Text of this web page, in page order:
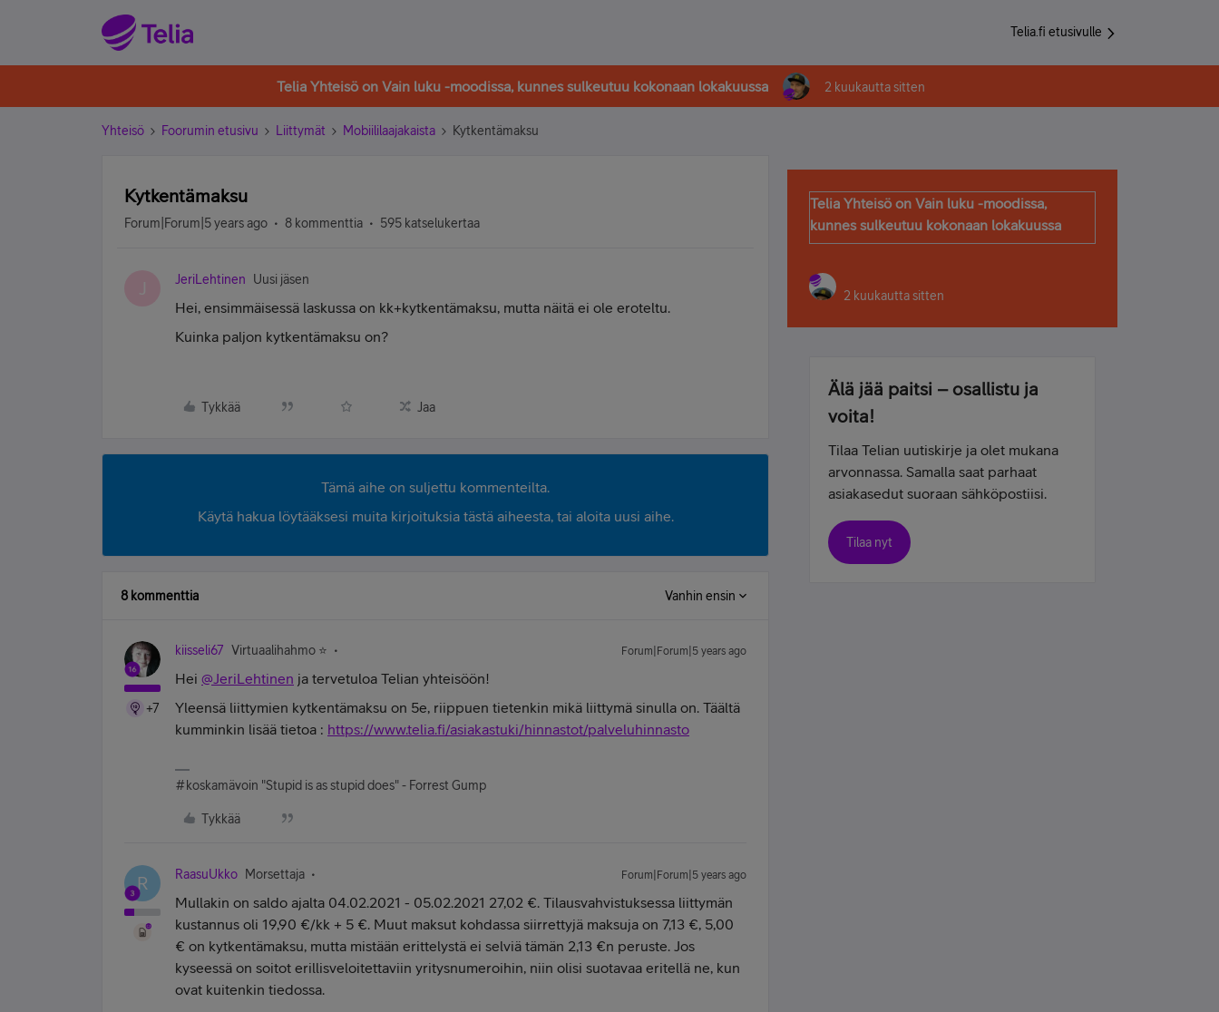
Telia.fi etusivulle
Telia Yhteisö on Vain luku -moodissa, kunnes sulkeutuu kokonaan lokakuussa 2 kuukautta sitten
Yhteisö Foorumin etusivu Liittymät Mobiililaajakaista Kytkentämaksu
Kytkentämaksu
Forum|Forum|5 years ago 8 kommenttia 595 katselukertaa
J JeriLehtinen Uusi jäsen
Hei, ensimmäisessä laskussa on kk+kytkentämaksu, mutta näitä ei ole eroteltu.
Kuinka paljon kytkentämaksu on?
Tykkää Jaa
Tämä aihe on suljettu kommenteilta.
Käytä hakua löytääksesi muita kirjoituksia tästä aiheesta, tai aloita uusi aihe.
8 kommenttia Vanhin ensin
+7
kiisseli67 Virtuaalihahmo ⭐️ Forum|Forum|5 years ago
Hei @JeriLehtinen ja tervetuloa Telian yhteisöön!
Yleensä liittymien kytkentämaksu on 5e, riippuen tietenkin mikä liittymä sinulla on. Täältä
kumminkin lisää tietoa : https://www.telia.fi/asiakastuki/hinnastot/palveluhinnasto
#koskamävoin "Stupid is as stupid does" - Forrest Gump
Tykkää
R RaasuUkko Morsettaja Forum|Forum|5 years ago
Mullakin on saldo ajalta 04.02.2021 - 05.02.2021 27,02 €. Tilausvahvistuksessa liittymän
kustannus oli 19,90 €/kk + 5 €. Muut maksut kohdassa siirrettyjä maksuja on 7,13 €, 5,00
€ on kytkentämaksu, mutta mistään erittelystä ei selviä tämän 2,13 €n peruste. Jos
kyseessä on soitot erillisveloitettaviin yritysnumeroihin, niin olisi suotavaa eritellä ne, kun
ovat kuitenkin tiedossa.
Telia Yhteisö on Vain luku -moodissa,
kunnes sulkeutuu kokonaan lokakuussa
2 kuukautta sitten
Älä jää paitsi – osallistu ja
voita!
Tilaa Telian uutiskirje ja olet mukana
arvonnassa. Samalla saat parhaat
asiakasedut suoraan sähköpostiisi.
Tilaa nyt